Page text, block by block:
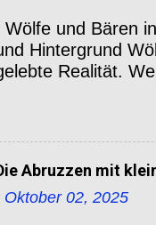
fotografieren willst
Wölfe und Bären
Hintergrund
Realität.
Region Abruzzen
ein
Abruzzen mit
Oktober 02, 2025